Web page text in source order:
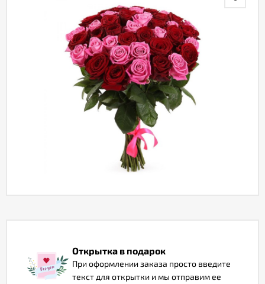
Открытка в подарок
При оформлении заказа просто введите
текст для открытки и мы отправим ее